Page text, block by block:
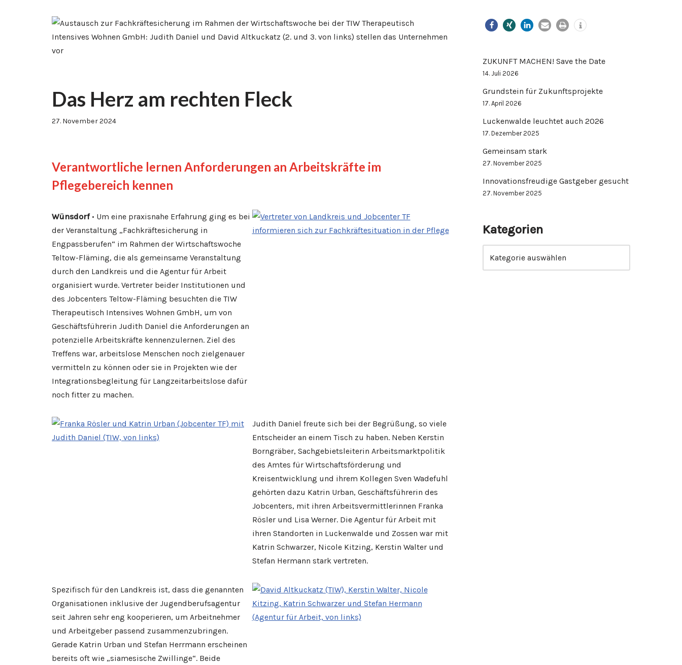
Das Herz am rechten Fleck
27. November 2024
Verantwortliche lernen Anforderungen an Arbeitskräfte im
Pflegebereich kennen
Wünsdorf • Um eine praxisnahe Erfahrung ging es bei
der Veranstaltung „Fachkräftesicherung in
Engpassberufen“ im Rahmen der Wirtschaftswoche
Teltow-Fläming, die als gemeinsame Veranstaltung
durch den Landkreis und die Agentur für Arbeit
organisiert wurde. Vertreter beider Institutionen und
des Jobcenters Teltow-Fläming besuchten die TIW
Therapeutisch Intensives Wohnen GmbH, um von
Geschäftsführerin Judith Daniel die Anforderungen an
potenzielle Arbeitskräfte kennenzulernen. Ziel des
Treffens war, arbeitslose Menschen noch zielgenauer
vermitteln zu können oder sie in Projekten wie der
Integrationsbegleitung für Langzeitarbeitslose dafür
noch fitter zu machen.
Judith Daniel freute sich bei der Begrüßung, so viele
Entscheider an einem Tisch zu haben. Neben Kerstin
Borngräber, Sachgebietsleiterin Arbeitsmarktpolitik
des Amtes für Wirtschaftsförderung und
Kreisentwicklung und ihrem Kollegen Sven Wadefuhl
gehörten dazu Katrin Urban, Geschäftsführerin des
Jobcenters, mit ihren Arbeitsvermittlerinnen Franka
Rösler und Lisa Werner. Die Agentur für Arbeit mit
ihren Standorten in Luckenwalde und Zossen war mit
Katrin Schwarzer, Nicole Kitzing, Kerstin Walter und
Stefan Hermann stark vertreten.
Spezifisch für den Landkreis ist, dass die genannten
Organisationen inklusive der Jugendberufsagentur
seit Jahren sehr eng kooperieren, um Arbeitnehmer
und Arbeitgeber passend zusammenzubringen.
Gerade Katrin Urban und Stefan Herrmann erscheinen
bereits oft wie „siamesische Zwillinge“. Beide
ZUKUNFT MACHEN! Save the Date
14. Juli 2026
Grundstein für Zukunftsprojekte
17. April 2026
Luckenwalde leuchtet auch 2026
17. Dezember 2025
Gemeinsam stark
27. November 2025
Innovationsfreudige Gastgeber gesucht
27. November 2025
Kategorien